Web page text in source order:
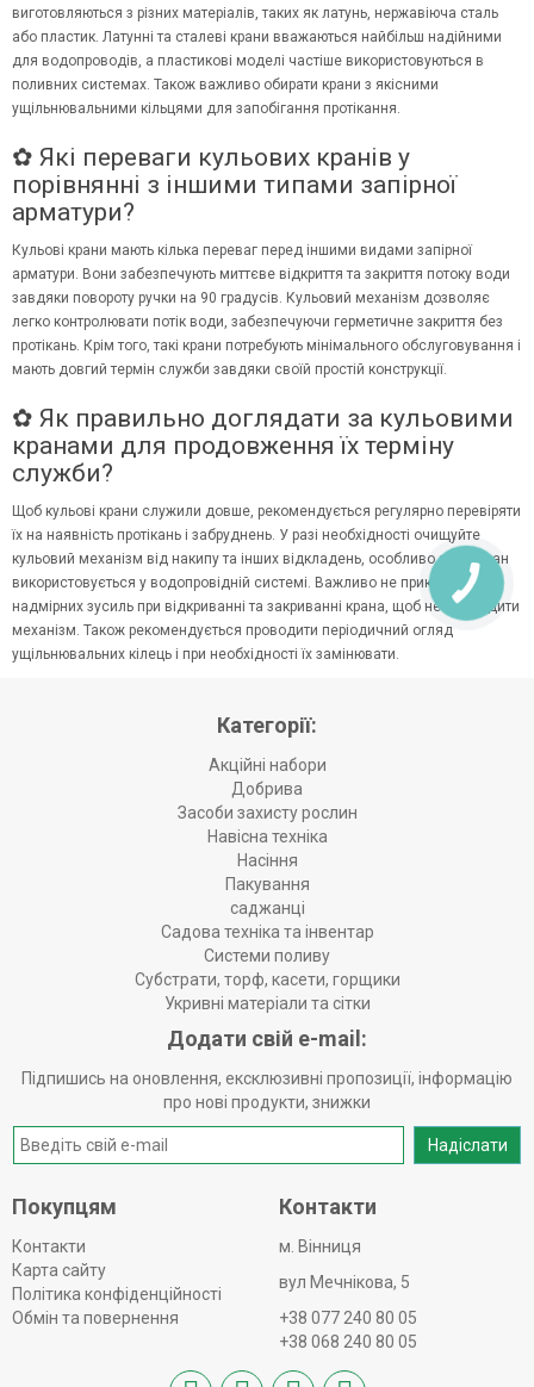
виготовляються з різних матеріалів, таких як латунь, нержавіюча сталь
або пластик. Латунні та сталеві крани вважаються найбільш надійними
для водопроводів, а пластикові моделі частіше використовуються в
поливних системах. Також важливо обирати крани з якісними
ущільнювальними кільцями для запобігання протікання.
✿ Які переваги кульових кранів у
порівнянні з іншими типами запірної
арматури?
Кульові крани мають кілька переваг перед іншими видами запірної
арматури. Вони забезпечують миттєве відкриття та закриття потоку води
завдяки повороту ручки на 90 градусів. Кульовий механізм дозволяє
легко контролювати потік води, забезпечуючи герметичне закриття без
протікань. Крім того, такі крани потребують мінімального обслуговування і
мають довгий термін служби завдяки своїй простій конструкції.
✿ Як правильно доглядати за кульовими
кранами для продовження їх терміну
служби?
Щоб кульові крани служили довше, рекомендується регулярно перевіряти
їх на наявність протікань і забруднень. У разі необхідності очищуйте
кульовий механізм від накипу та інших відкладень, особливо якщо кран
використовується у водопровідній системі. Важливо не прикладати
надмірних зусиль при відкриванні та закриванні крана, щоб не пошкодити
механізм. Також рекомендується проводити періодичний огляд
ущільнювальних кілець і при необхідності їх замінювати.
Категорії:
Акційні набори
Добрива
Засоби захисту рослин
Навісна техніка
Насіння
Пакування
саджанці
Садова техніка та інвентар
Системи поливу
Субстрати, торф, касети, горщики
Укривні матеріали та сітки
Додати свій e-mail:
Підпишись на оновлення, ексклюзивні пропозиції, інформацію
про нові продукти, знижки
Надіслати
Покупцям
Контакти
Карта сайту
Політика конфіденційності
Обмін та повернення
Контакти
м. Вінниця
вул Мечнікова, 5
+38 077 240 80 05
+38 068 240 80 05